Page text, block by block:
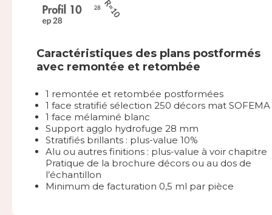
Caractéristiques des plans postformés
avec remontée et retombée
1 remontée et retombée postformées
1 face stratifié sélection 250 décors mat SOFEMA
1 face mélaminé blanc
Support agglo hydrofuge 28 mm
Stratifiés brillants : plus-value 10%
Alu ou autres finitions : plus-value à voir chapitre
Pratique de la brochure décors ou au dos de
l’échantillon
Minimum de facturation 0,5 ml par pièce